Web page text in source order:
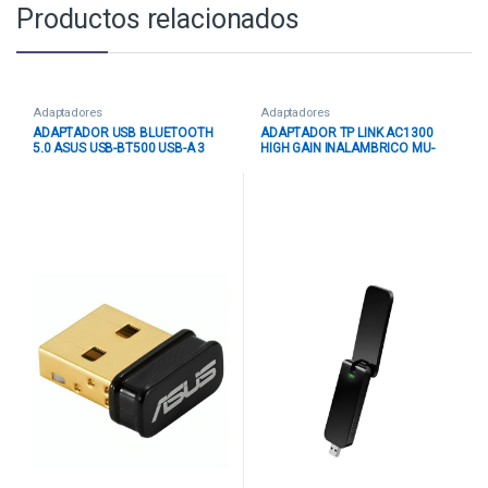
Productos relacionados
Adaptadores
ADAPTADOR USB BLUETOOTH
5.0 ASUS USB-BT500 USB-A 3
Adaptadores
ADAPTADOR TP LINK AC1300
HIGH GAIN INALAMBRICO MU-